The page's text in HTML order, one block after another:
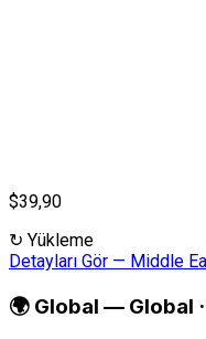
$39,90
↻ Yükleme
Detayları Gör — Middle
🌍 Global — Global